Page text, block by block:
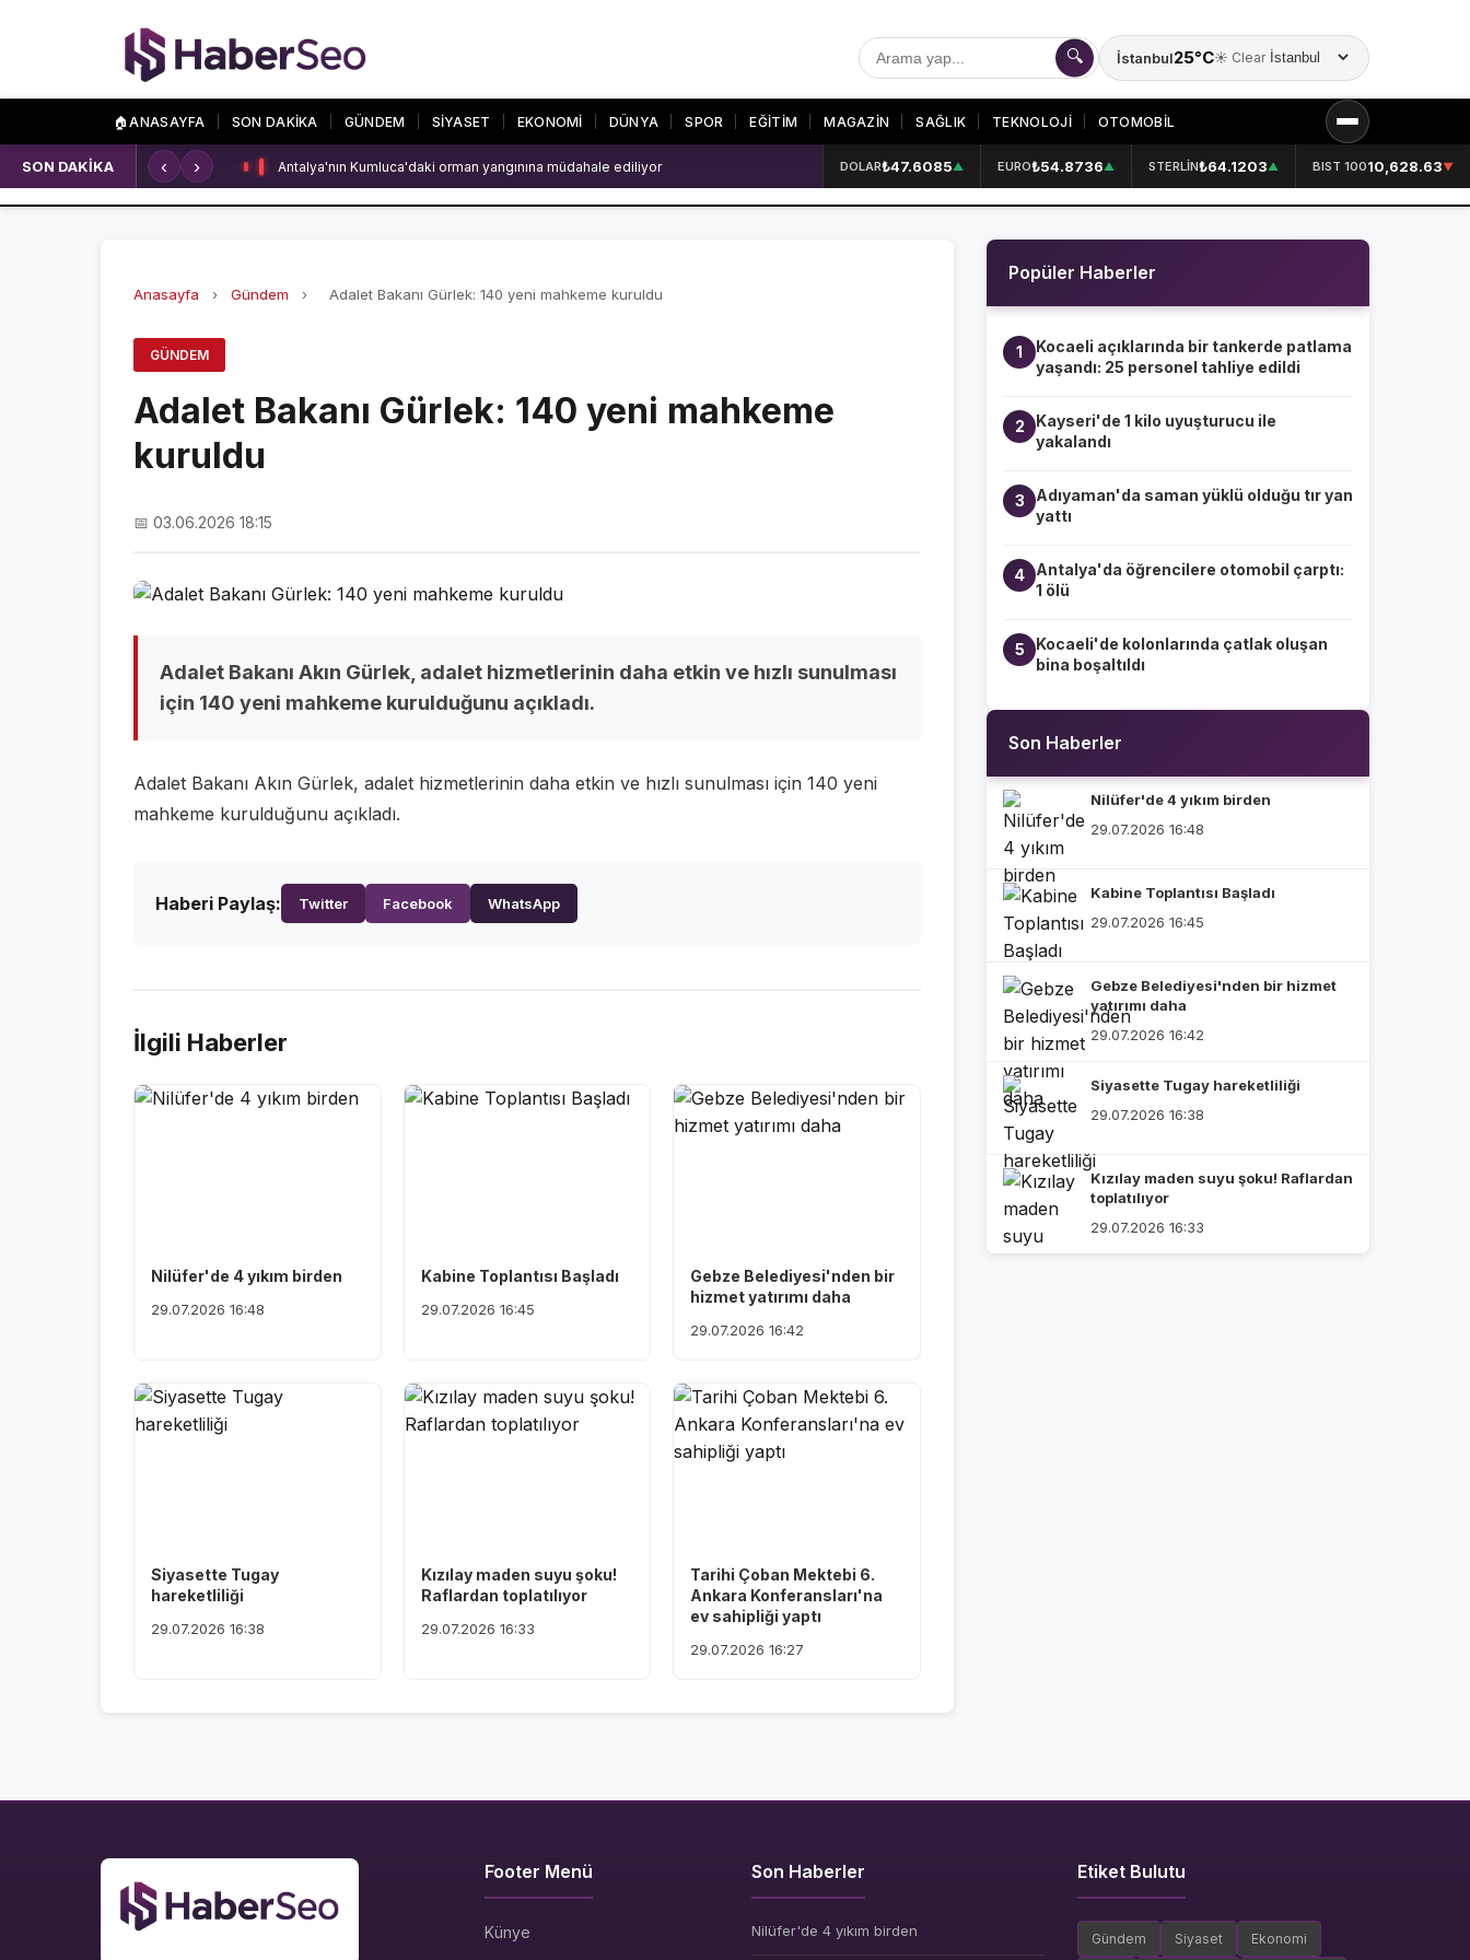
🔍 İstanbul25°C☀️ Clear
Şehir seçin
🏠ANASAYFA SON DAKİKA GÜNDEM SİYASET EKONOMİ DÜNYA SPOR EĞİTİM MAGAZİN SAĞLIK TEKNOLOJİ OTOMOBİL
SPOR
GALATASARAY
BEŞİKTAŞ
ÖZEL SAYFALAR
ASTROLOJİ
NÖBETÇİ ECZANELER
SON DAKİKA
VİDEO GALERİ
GALERİLER KURUMSAL
SON DAKİKA ‹ › Antalya'nın Kumluca'daki orman yangınına müdahale ediliyor DOLAR₺47.6085▲ EURO₺54.8736▲ STERLİN₺64.1203▲ BIST 10010,628.63▼
Anasayfa › Gündem › Adalet Bakanı Gürlek: 140 yeni mahkeme kuruldu
GÜNDEM
Adalet Bakanı Gürlek: 140 yeni mahkeme
kuruldu
📅 03.06.2026 18:15
Adalet Bakanı Akın Gürlek, adalet hizmetlerinin daha etkin ve hızlı sunulması
için 140 yeni mahkeme kurulduğunu açıkladı.
Adalet Bakanı Akın Gürlek, adalet hizmetlerinin daha etkin ve hızlı sunulması için 140 yeni
mahkeme kurulduğunu açıkladı.
Haberi Paylaş: Twitter Facebook WhatsApp
İlgili Haberler
Nilüfer'de 4 yıkım birden
29.07.2026 16:48
Kabine Toplantısı Başladı
29.07.2026 16:45
Gebze Belediyesi'nden bir
hizmet yatırımı daha
29.07.2026 16:42
Siyasette Tugay
hareketliliği
29.07.2026 16:38
Kızılay maden suyu şoku!
Raflardan toplatılıyor
29.07.2026 16:33
Tarihi Çoban Mektebi 6.
Ankara Konferansları'na
ev sahipliği yaptı
29.07.2026 16:27
Popüler Haberler
1
Kocaeli açıklarında bir tankerde patlama
yaşandı: 25 personel tahliye edildi
2
Kayseri'de 1 kilo uyuşturucu ile
yakalandı
3
Adıyaman'da saman yüklü olduğu tır yan
yattı
4
Antalya'da öğrencilere otomobil çarptı:
1 ölü
5
Kocaeli'de kolonlarında çatlak oluşan
bina boşaltıldı
Son Haberler
Nilüfer'de 4 yıkım birden
29.07.2026 16:48
Kabine Toplantısı Başladı
29.07.2026 16:45
Gebze Belediyesi'nden bir hizmet
yatırımı daha
29.07.2026 16:42
Siyasette Tugay hareketliliği
29.07.2026 16:38
Kızılay maden suyu şoku! Raflardan
toplatılıyor
29.07.2026 16:33
Footer Menü
Künye
Son Haberler
Nilüfer'de 4 yıkım birden
Etiket Bulutu
Gündem Siyaset Ekonomi